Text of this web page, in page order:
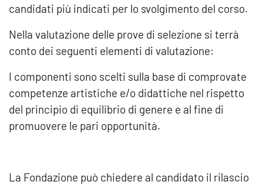
candidati più indicati per lo svolgimento del corso.
Nella valutazione delle prove di selezione si terrà
conto dei seguenti elementi di valutazione:
I componenti sono scelti sulla base di comprovate
competenze artistiche e/o didattiche nel rispetto
del principio di equilibrio di genere e al fine di
promuovere le pari opportunità.
La Fondazione può chiedere al candidato il rilascio